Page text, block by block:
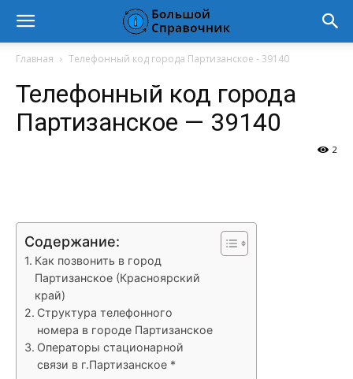
Главная Телефонный код города Партизанское - 39140
Телефонный код города
Партизанское — 39140
2
Содержание:
Как позвонить в город
Партизанское (Красноярский
край)
Структура телефонного
номера в городе Партизанское
Операторы стационарной
связи в г.Партизанское *